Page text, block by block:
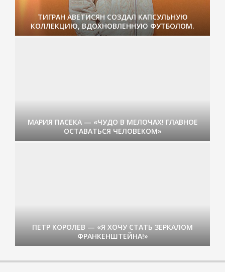
ТИГРАН АВЕТИСЯН СОЗДАЛ КАПСУЛЬНУЮ
КОЛЛЕКЦИЮ, ВДОХНОВЛЕННУЮ ФУТБОЛОМ.
МАРИЯ ПАСЕКА — «ЧУДО В МЕЛОЧАХ! ГЛАВНОЕ
ОСТАВАТЬСЯ ЧЕЛОВЕКОМ»
ПЕТР КОРОЛЕВ — «Я ХОЧУ СТАТЬ ЗЕРКАЛОМ
ФРАНКЕНШТЕЙНА!»